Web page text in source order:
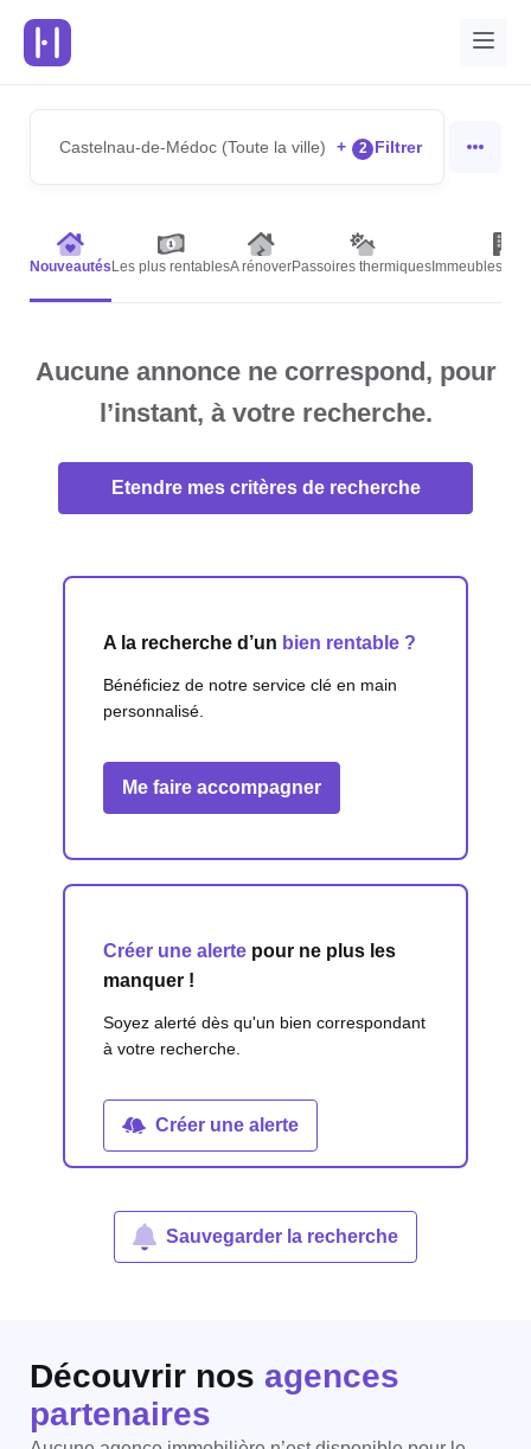
Castelnau-de-Médoc (Toute la ville) + 2 Filtrer
Nouveautés Les plus rentablesA rénoverPassoires thermiques Immeubles de
Aucune annonce ne correspond, pour
l’instant, à votre recherche.
Etendre mes critères de recherche
A la recherche d’un bien rentable ?
Bénéficiez de notre service clé en main
personnalisé.
Me faire accompagner
Créer une alerte pour ne plus les
manquer !
Soyez alerté dès qu'un bien correspondant
à votre recherche.
Créer une alerte
Sauvegarder la recherche
Découvrir nos agences
partenaires